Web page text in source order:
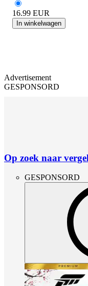
16.99 EUR
In winkelwagen
Advertisement
GESPONSORD
Op zoek naar
GESPONSORD